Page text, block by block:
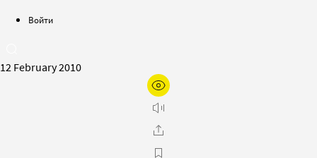
Войти
12 February 2010